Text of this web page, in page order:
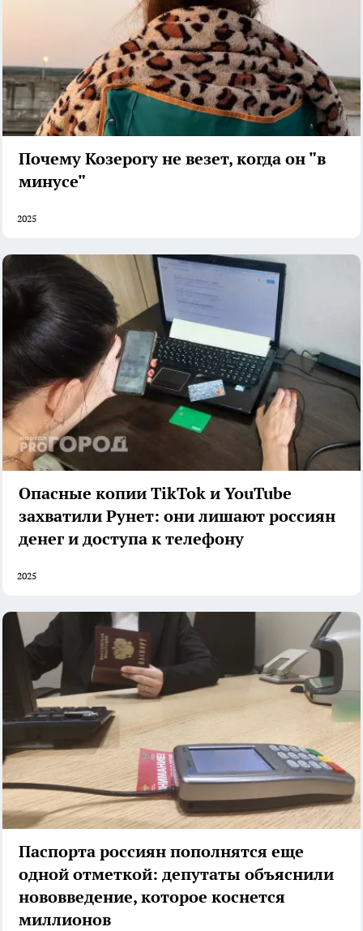
Почему Козерогу не везет, когда он "в
минусе"
2025
Опасные копии TikTok и YouTube
захватили Рунет: они лишают россиян
денег и доступа к телефону
2025
Паспорта россиян пополнятся еще
одной отметкой: депутаты объяснили
нововведение, которое коснется
миллионов